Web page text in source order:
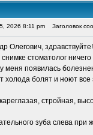
2026 8:11 pm Заголовок
Олегович,
стоматолог
меня появилась
холода болят и ноют все
стройная,
зуба слева при